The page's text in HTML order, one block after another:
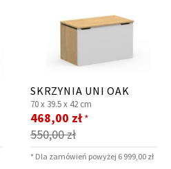
SKRZYNIA UNI OAK
70 x 39.5 x 42 cm
550,00 zł
Cena
promocyjna
468,00 zł *
* Dla zamówień powyżej 6 999,00 zł